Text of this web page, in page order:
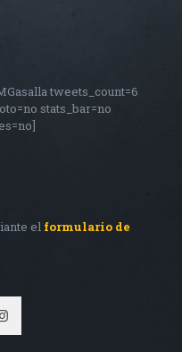
tweets_count=6
stats_bar=no
el formulario de